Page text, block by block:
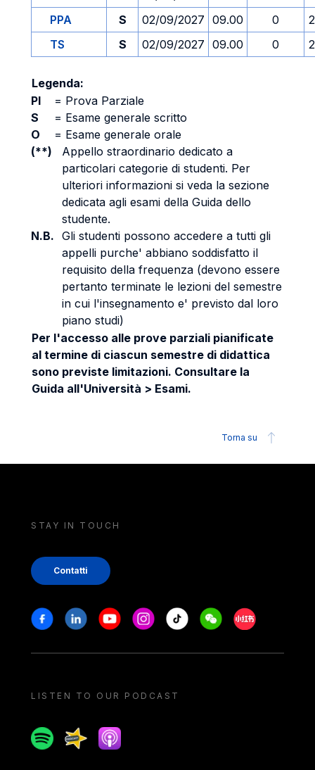
PPA
S 02/09/2027 09.00 0
TS
S 02/09/2027 09.00 0
Legenda:
PI
= Prova Parziale
S
= Esame generale scritto
O
= Esame generale orale
(**)
Appello straordinario dedicato a
particolari categorie di studenti. Per
ulteriori informazioni si veda la sezione
dedicata agli esami della Guida dello
studente.
N.B. Gli studenti possono accedere a tutti gli
appelli purche' abbiano soddisfatto il
requisito della frequenza (devono essere
pertanto terminate le lezioni del semestre
in cui l'insegnamento e' previsto dal loro
piano studi)
Per l'accesso alle prove parziali pianificate
al termine di ciascun semestre di didattica
sono previste limitazioni. Consultare la
Guida all'Università > Esami.
Torna su
STAY IN TOUCH
Contatti
Stay in touch
FacebookLinkedinYoutubeInstagram
Tiktok WeechatXiaohongshu/
LISTEN TO OUR PODCAST
SpotifySpreakerApple podcast